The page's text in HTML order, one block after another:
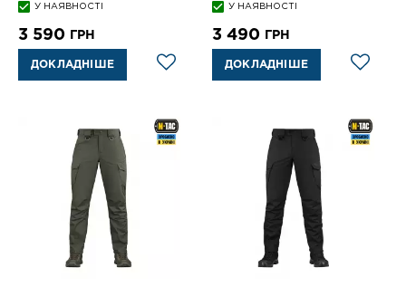
У НАЯВНОСТІ
3 590 ГРН
ДОКЛАДНІШЕ
У НАЯВНОСТІ
3 490 ГРН
ДОКЛАДНІШЕ